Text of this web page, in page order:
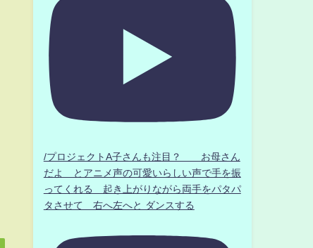
/プロジェクトA子さんも注目？ お母さん
だよ とアニメ声の可愛いらしい声で手を振
ってくれる 起き上がりながら両手をパタパ
タさせて 右へ左へと ダンスする